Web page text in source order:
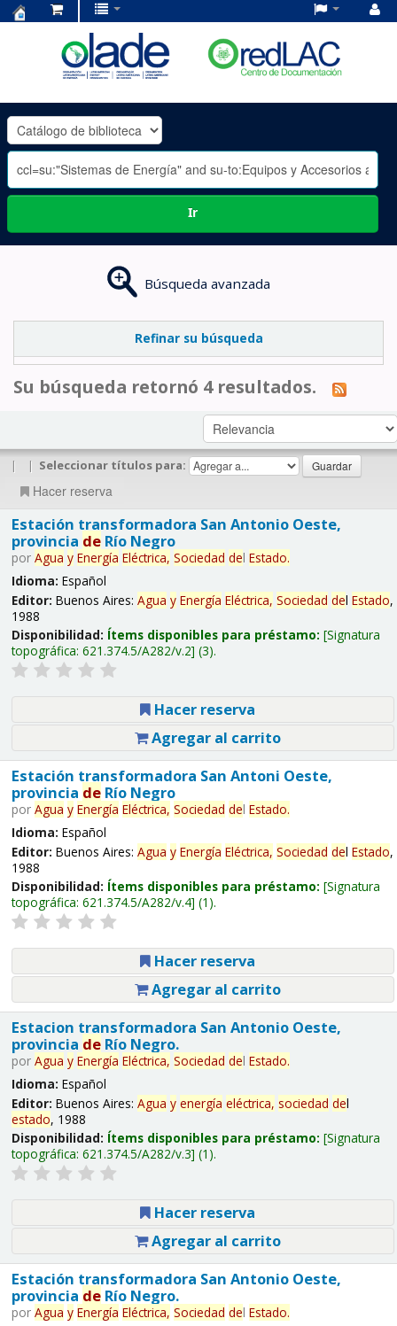
OLADE
-
Ir
Búsqueda avanzada
Refinar su búsqueda
Su búsqueda retornó 4 resultados.
| | Seleccionar títulos para:
Hacer reserva
Estación transformadora San Antonio Oeste,
provincia deRío Negro
por Agua y Energía Eléctrica, Sociedad del Estado.
Idioma: Español
Editor: Buenos Aires: Agua y Energía Eléctrica, Sociedad del Estado,
1988
Disponibilidad: Ítems disponibles para préstamo: Signatura
topográfica: 621.374.5/A282/v.2 (3).
Hacer reserva
Agregar al carrito
Estación transformadora San Antoni Oeste,
provincia deRío Negro
por Agua y Energía Eléctrica, Sociedad del Estado.
Idioma: Español
Editor: Buenos Aires: Agua y Energía Eléctrica, Sociedad del Estado,
1988
Disponibilidad: Ítems disponibles para préstamo: Signatura
topográfica: 621.374.5/A282/v.4 (1).
Hacer reserva
Agregar al carrito
Estacion transformadora San Antonio Oeste,
provincia deRío Negro.
por Agua y Energía Eléctrica, Sociedad del Estado.
Idioma: Español
Editor: Buenos Aires: Agua y energía eléctrica, sociedad del
estado, 1988
Disponibilidad: Ítems disponibles para préstamo: Signatura
topográfica: 621.374.5/A282/v.3 (1).
Hacer reserva
Agregar al carrito
Estación transformadora San Antonio Oeste,
provincia deRío Negro.
por Agua y Energía Eléctrica, Sociedad del Estado.